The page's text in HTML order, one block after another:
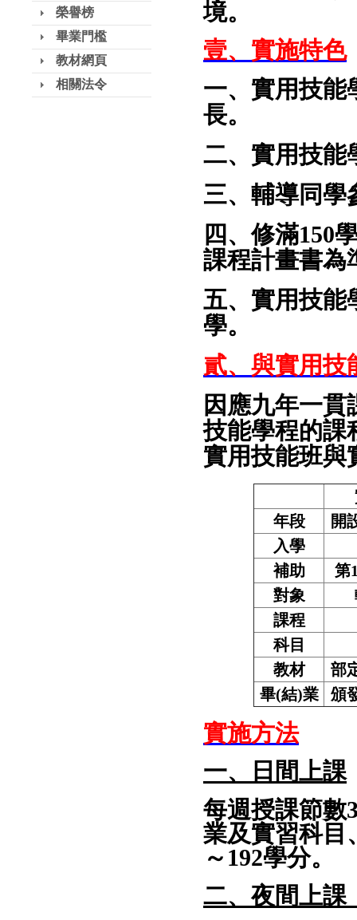
榮譽榜
畢業門檻
教材網頁
相關法令
境。
壹、實施特色
一、實用技能
長。
二、實用技能
三、輔導同學
四、修滿150
課程計畫書為
五、實用技能
學。
貳、與實用技
因應九年一
技能學程的課
實用技能班與
年段
開
入學
補助
第
對象
課程
科目
教材
部
畢(結)業 頒
實施方法
一、日間上課
每週授課節數
業及實習科目
～ 192學分。
二、夜間上課